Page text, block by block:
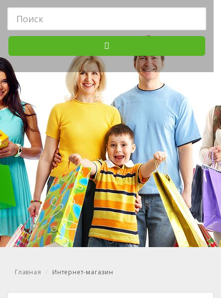
Главная Интернет-магазин